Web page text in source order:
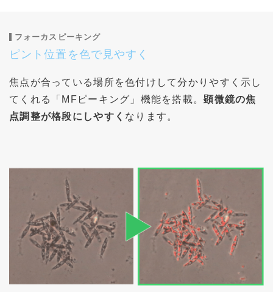
フォーカスピーキング
ピント位置を色で見やすく
焦点が合っている場所を色付けして分かりやすく示し
てくれる「MFピーキング」機能を搭載。顕微鏡の焦
点調整が格段にしやすく なります。